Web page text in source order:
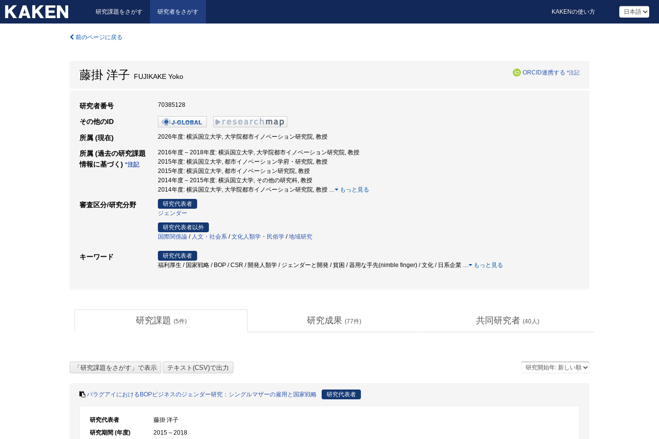
研究課題をさがす 研究者をさがす KAKENの使い方
前のページに戻る
藤掛 洋子 FUJIKAKE Yoko ORCID連携する *注記
研究者番号 70385128
その他のID
所属 (現在) 2026年度: 横浜国立大学, 大学院都市イノベーション研究院, 教授
所属 (過去の研究課題
情報に基づく) *注記
2016年度 – 2018年度: 横浜国立大学, 大学院都市イノベーション研究院, 教授
2015年度: 横浜国立大学, 都市イノベーション学府・研究院, 教授
2015年度: 横浜国立大学, 都市イノベーション研究院, 教授
2014年度 – 2015年度: 横浜国立大学, その他の研究科, 教授
2014年度: 横浜国立大学, 大学院都市イノベーション研究院, 教授 … もっと見る
審査区分/研究分野
研究代表者
ジェンダー
研究代表者以外
国際関係論 / 人文・社会系 /文化人類学・民俗学 /地域研究
キーワード
研究代表者
福利厚生 / 国家戦略 / BOP / CSR / 開発人類学 / ジェンダーと開発 / 貧困 / 器用な手先(nimble finger) / 文化 / 日系企業 … もっと見る
研究課題 (5件) 研究成果 (77件) 共同研究者 (40人)
パラグアイにおけるBOPビジネスのジェンダー研究：シングルマザーの雇用と国家戦略 研究代表者
研究代表者
藤掛 洋子
研究期間 (年度)
2015 – 2018